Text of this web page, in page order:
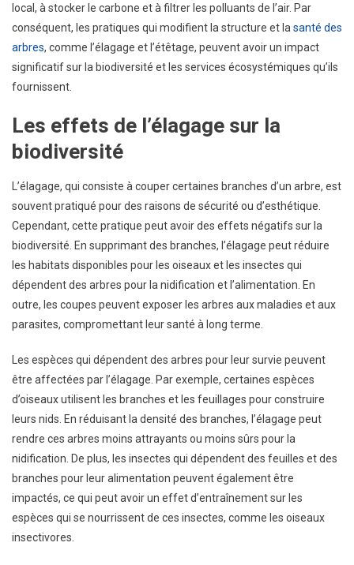
local, à stocker le carbone et à filtrer les polluants de l’air. Par
conséquent, les pratiques qui modifient la structure et la santé des
arbres, comme l’élagage et l’étêtage, peuvent avoir un impact
significatif sur la biodiversité et les services écosystémiques qu’ils
fournissent.
Les effets de l’élagage sur la
biodiversité
L’élagage, qui consiste à couper certaines branches d’un arbre, est
souvent pratiqué pour des raisons de sécurité ou d’esthétique.
Cependant, cette pratique peut avoir des effets négatifs sur la
biodiversité. En supprimant des branches, l’élagage peut réduire
les habitats disponibles pour les oiseaux et les insectes qui
dépendent des arbres pour la nidification et l’alimentation. En
outre, les coupes peuvent exposer les arbres aux maladies et aux
parasites, compromettant leur santé à long terme.
Les espèces qui dépendent des arbres pour leur survie peuvent
être affectées par l’élagage. Par exemple, certaines espèces
d’oiseaux utilisent les branches et les feuillages pour construire
leurs nids. En réduisant la densité des branches, l’élagage peut
rendre ces arbres moins attrayants ou moins sûrs pour la
nidification. De plus, les insectes qui dépendent des feuilles et des
branches pour leur alimentation peuvent également être
impactés, ce qui peut avoir un effet d’entraînement sur les
espèces qui se nourrissent de ces insectes, comme les oiseaux
insectivores.